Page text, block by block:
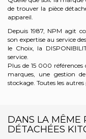
de trouver la pièce
appareil.
Depuis 1987, NPM agit
son expertise au service
le Choix, la
service.
Plus de 15 000
marques, une gestion
stockage. Toutes les
DANS LA MÊME
DÉTACHÉES